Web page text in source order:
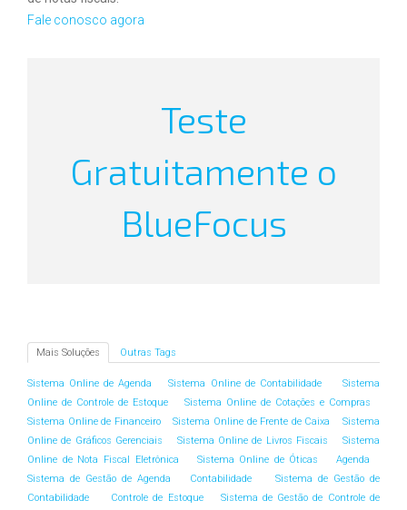
Fale conosco agora
Teste
Gratuitamente o
BlueFocus
Mais Soluções Outras Tags
Sistema Online de Agenda Sistema Online de Contabilidade
Sistema
Online de Controle de Estoque
Sistema Online de Cotações e Compras
Sistema Online de Financeiro
Sistema Online de Frente de Caixa
Sistema
Online de Gráficos Gerenciais
Sistema Online de Livros Fiscais
Sistema
Online de Nota Fiscal Eletrônica
Sistema Online de Óticas
Agenda
Sistema de Gestão de Agenda
Contabilidade
Sistema de Gestão de
Contabilidade
Controle de Estoque
Sistema de Gestão de Controle de